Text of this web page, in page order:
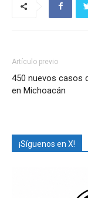
Artículo previo
450 nuevos casos
en Michoacán
¡Síguenos en X!